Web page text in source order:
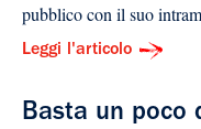
pubblico con il suo
Leggi l'articolo
Basta un poco